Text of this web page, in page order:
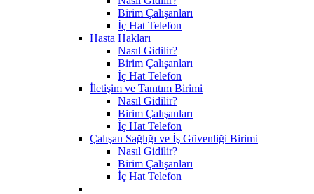
Birim Çalışanları
İç Hat Telefon
Hasta Hakları
Nasıl Gidilir?
Birim Çalışanları
İç Hat Telefon
İletişim ve Tanıtım Birimi
Nasıl Gidilir?
Birim Çalışanları
İç Hat Telefon
Çalışan Sağlığı ve İş Güvenliği Birimi
Nasıl Gidilir?
Birim Çalışanları
İç Hat Telefon